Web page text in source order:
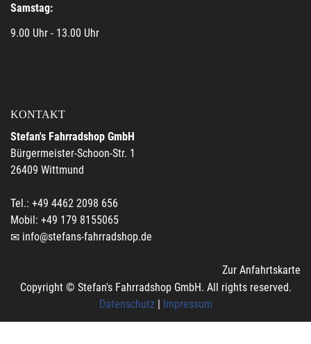
Samstag:
9.00 Uhr - 13.00 Uhr
KONTAKT
Stefan's Fahrradshop GmbH
Bürgermeister-Schoon-Str. 1
26409 Wittmund
Tel.: +49 4462 2098 656
Mobil: +49 179 8155065
info@stefans-fahrradshop.de
Zur Anfahrtskarte
Copyright © Stefan's Fahrradshop GmbH. All rights reserved.
Datenschutz| Impressum